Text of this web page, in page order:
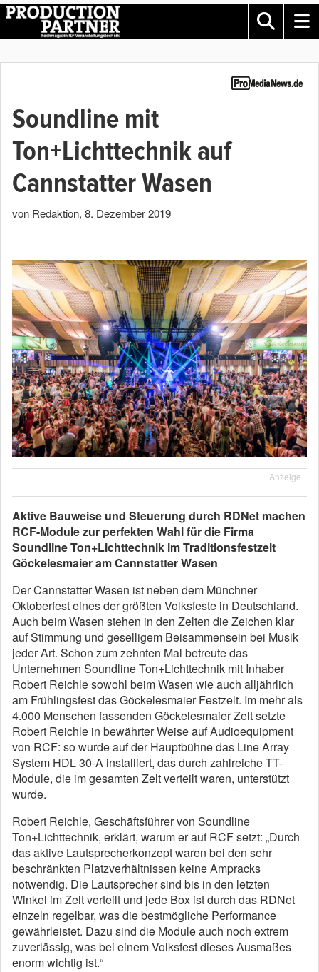
Soundline mit
Ton+Lichttechnik auf
Cannstatter Wasen
von Redaktion, 8. Dezember 2019
Anzeige
Aktive Bauweise und Steuerung durch RDNet machen
RCF-Module zur perfekten Wahl für die Firma
Soundline Ton+Lichttechnik im Traditionsfestzelt
Göckelesmaier am Cannstatter Wasen
Der Cannstatter Wasen ist neben dem Münchner
Oktoberfest eines der größten Volksfeste in Deutschland.
Auch beim Wasen stehen in den Zelten die Zeichen klar
auf Stimmung und geselligem Beisammensein bei Musik
jeder Art. Schon zum zehnten Mal betreute das
Unternehmen Soundline Ton+Lichttechnik mit Inhaber
Robert Reichle sowohl beim Wasen wie auch alljährlich
am Frühlingsfest das Göckelesmaier Festzelt. Im mehr als
4.000 Menschen fassenden Göckelesmaier Zelt setzte
Robert Reichle in bewährter Weise auf Audioequipment
von RCF: so wurde auf der Hauptbühne das Line Array
System HDL 30-A installiert, das durch zahlreiche TT-
Module, die im gesamten Zelt verteilt waren, unterstützt
wurde.
Robert Reichle, Geschäftsführer von Soundline
Ton+Lichttechnik, erklärt, warum er auf RCF setzt: „Durch
das aktive Lautsprecherkonzept waren bei den sehr
beschränkten Platzverhältnissen keine Ampracks
notwendig. Die Lautsprecher sind bis in den letzten
Winkel im Zelt verteilt und jede Box ist durch das RDNet
einzeln regelbar, was die bestmögliche Performance
gewährleistet. Dazu sind die Module auch noch extrem
zuverlässig, was bei einem Volksfest dieses Ausmaßes
enorm wichtig ist.“